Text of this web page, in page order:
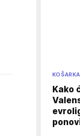
KOŠARKA
Kako